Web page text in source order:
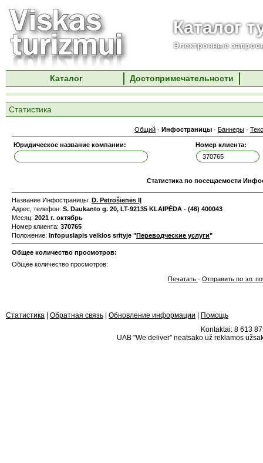
Каталог
Электронные
Каталог Достопримечательности
Статистика
Общий · Инфостраницы · Баннеры ·
Юридическое название компании: Номер клиента:
Статистика по посещаемости
Название Инфостраницы: D. Petrošienės IĮ
Адрес, телефон: S. Daukanto g. 20, LT-92135 KLAIPĖDA - (46) 400043
Месяц: 2021 г. октябрь
Номер клиента: 370765
Положение: Infopuslapis veiklos srityje "Переводческие услуги"
Общее количество просмотров:
Общее количество просмотров:
Печатать · Отправить по эл.
Статистика Обратная связь Обновление информации
Помощь
Kontaktai: 8 613
UAB "We deliver" neatsako už reklamos